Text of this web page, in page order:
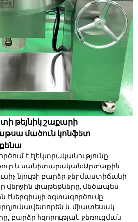
թեյնիկ շաքարի
մածուն կոնֆետ
է էլեկտրականությունը
և սանիտարական:Արտաքին
նյութի բարձր ջերմաստիճանի
վերջին փաթեթները, մեծապես
էներգիայի օգտագործումը.
և միատեսակ
բարձր հզորության ջեռուցման